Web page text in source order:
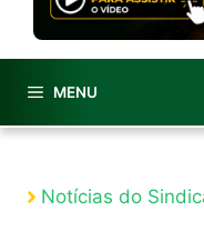
MENU
Notícias do